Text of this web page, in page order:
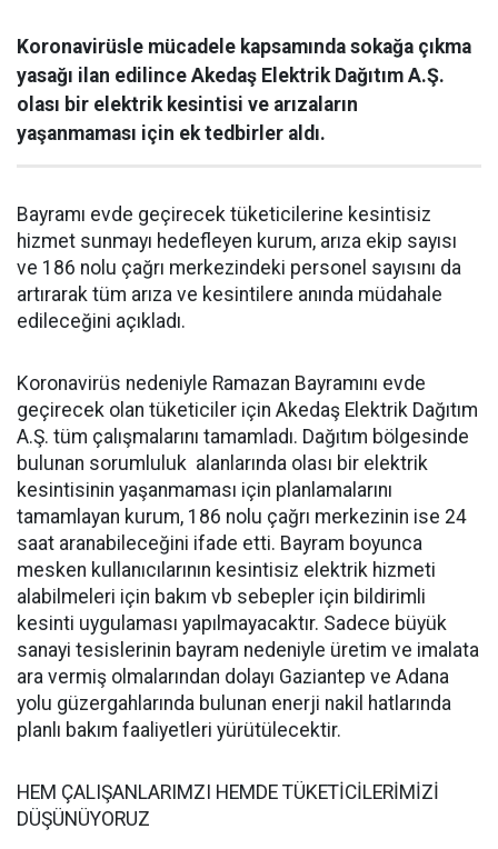
Koronavirüsle mücadele kapsamında sokağa çıkma
yasağı ilan edilince Akedaş Elektrik Dağıtım A.Ş.
olası bir elektrik kesintisi ve arızaların
yaşanmaması için ek tedbirler aldı.
Bayramı evde geçirecek tüketicilerine kesintisiz
hizmet sunmayı hedefleyen kurum, arıza ekip sayısı
ve 186 nolu çağrı merkezindeki personel sayısını da
artırarak tüm arıza ve kesintilere anında müdahale
edileceğini açıkladı.
Koronavirüs nedeniyle Ramazan Bayramını evde
geçirecek olan tüketiciler için Akedaş Elektrik Dağıtım
A.Ş. tüm çalışmalarını tamamladı. Dağıtım bölgesinde
bulunan sorumluluk alanlarında olası bir elektrik
kesintisinin yaşanmaması için planlamalarını
tamamlayan kurum, 186 nolu çağrı merkezinin ise 24
saat aranabileceğini ifade etti. Bayram boyunca
mesken kullanıcılarının kesintisiz elektrik hizmeti
alabilmeleri için bakım vb sebepler için bildirimli
kesinti uygulaması yapılmayacaktır. Sadece büyük
sanayi tesislerinin bayram nedeniyle üretim ve imalata
ara vermiş olmalarından dolayı Gaziantep ve Adana
yolu güzergahlarında bulunan enerji nakil hatlarında
planlı bakım faaliyetleri yürütülecektir.
HEM ÇALIŞANLARIMZI HEMDE TÜKETİCİLERİMİZİ
DÜŞÜNÜYORUZ